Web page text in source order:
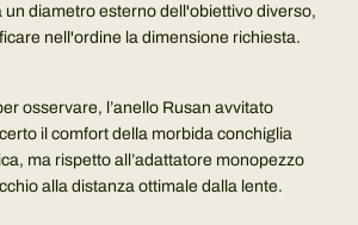
un diametro esterno dell'obiettivo diverso,
nell'ordine la dimensione richiesta.
osservare, l’anello Rusan avvitato
il comfort della morbida conchiglia
ma rispetto all’adattatore monopezzo
alla distanza ottimale dalla lente.